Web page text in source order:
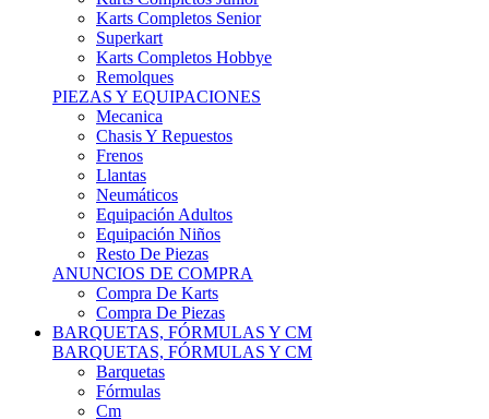
Superkart
Karts Completos Hobbye
Remolques
PIEZAS Y EQUIPACIONES
Mecanica
Chasis Y Repuestos
Frenos
Llantas
Neumáticos
Equipación Adultos
Equipación Niños
Resto De Piezas
ANUNCIOS DE COMPRA
Compra De Karts
Compra De Piezas
BARQUETAS, FÓRMULAS Y CM
BARQUETAS, FÓRMULAS Y CM
Barquetas
Fórmulas
Cm
Prototipos